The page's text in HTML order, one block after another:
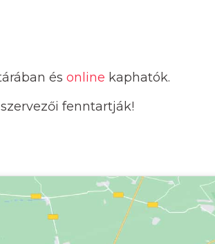
és online kaphatók.
fenntartják!